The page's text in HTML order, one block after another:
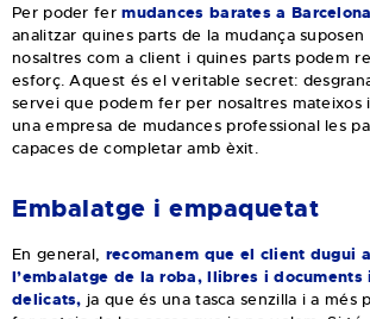
Per poder fermudances barates a Barcelona
analitzar quines parts de la mudança
nosaltres com a client i quines parts podem
esforç. Aquest és el veritable secret:
servei que podem fer per nosaltres mateixos
una empresa de mudances professional les
capaces de completar amb èxit.
Embalatge i empaquetat
En general, recomanem que el client dugui
l’embalatge de la roba, llibres i documents
delicats, ja que és una tasca senzilla i a més